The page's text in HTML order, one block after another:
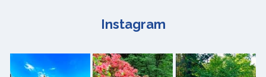
Instagram